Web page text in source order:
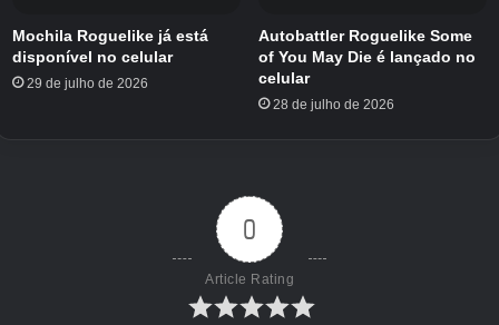
Mochila Roguelike já está
disponível no celular
29 de julho de 2026
Autobattler Roguelike Some
of You May Die é lançado no
celular
28 de julho de 2026
0
Article Rating